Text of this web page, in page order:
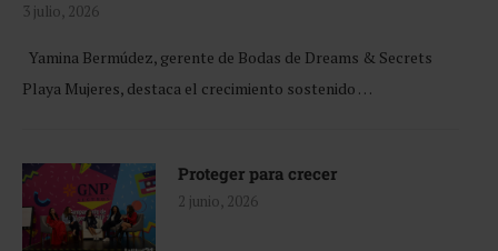
3 julio, 2026
Yamina Bermúdez, gerente de Bodas de Dreams & Secrets
Playa Mujeres, destaca el crecimiento sostenido …
Proteger para crecer
2 junio, 2026